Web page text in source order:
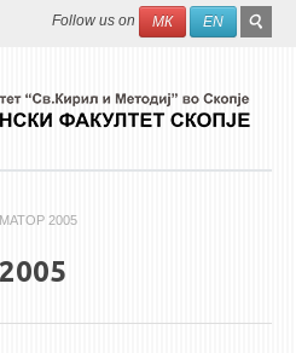
Search
Follow us on МК EN
2005